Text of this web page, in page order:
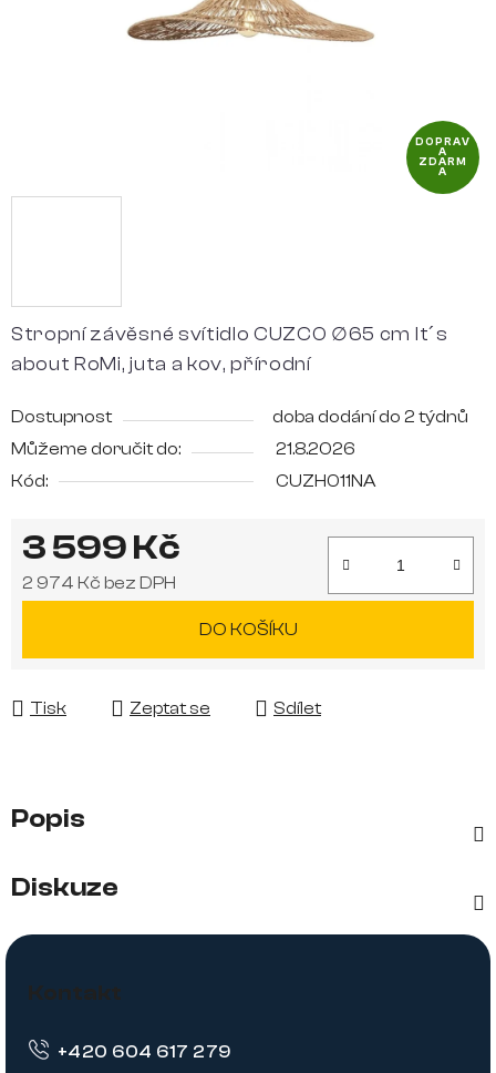
Stropní závěsné svítidlo CUZCO ∅65 cm It´s
about RoMi, juta a kov, přírodní
Dostupnost
doba dodání do 2 týdnů
Můžeme doručit do:
21.8.2026
Kód:
CUZH011NA
3 599 Kč
2 974 Kč bez DPH
DO KOŠÍKU
Tisk Zeptat se Sdílet
DOPRAV
A
ZDARM
A
Popis
Diskuze
Z
Kontakt
+420 604 617 279